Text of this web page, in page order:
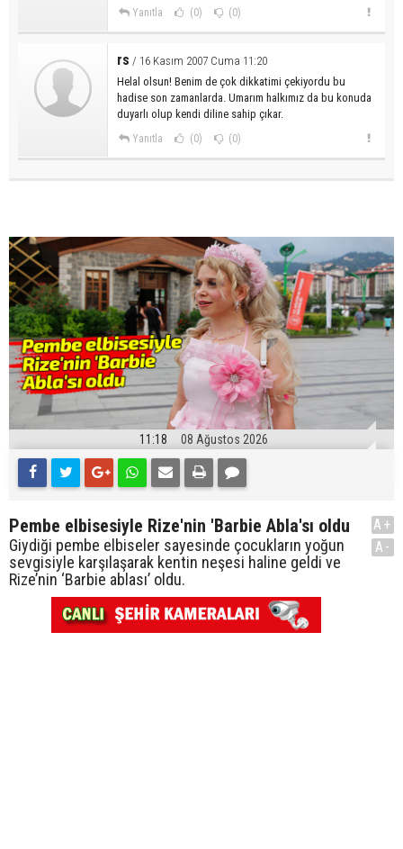
Yanıtla (0) (0)
rs / 16 Kasım 2007 Cuma 11:20
Helal olsun! Benim de çok dikkatimi çekiyordu bu
hadise son zamanlarda. Umarım halkımız da bu konuda
duyarlı olup kendi diline sahip çıkar.
Yanıtla (0) (0)
11:18 08 Ağustos 2026
Pembe elbisesiyle Rize'nin 'Barbie Abla'sı oldu
Giydiği pembe elbiseler sayesinde çocukların yoğun
sevgisiyle karşılaşarak kentin neşesi haline geldi ve
Rize’nin ‘Barbie ablası’ oldu.
A+
A-